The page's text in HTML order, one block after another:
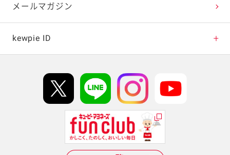
テレビ・ラジオ
キャンペーン・イベント
メールマガジン
kewpie ID
Hi! kewpieについて
Qummyについて